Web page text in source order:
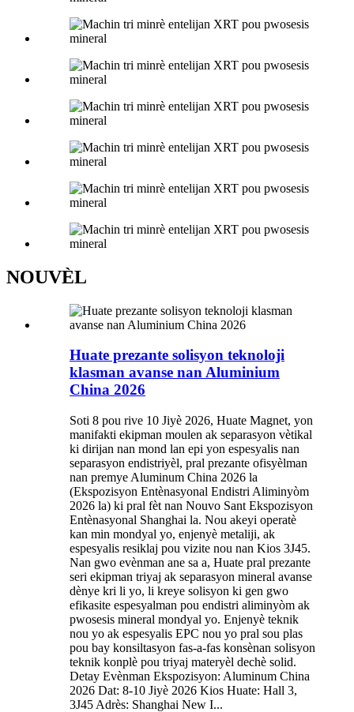
NOUVÈL
Huate prezante solisyon teknoloji
klasman avanse nan Aluminium
China 2026
Soti 8 pou rive 10 Jiyè 2026, Huate Magnet, yon
manifakti ekipman moulen ak separasyon vètikal
ki dirijan nan mond lan epi yon espesyalis nan
separasyon endistriyèl, pral prezante ofisyèlman
nan premye Aluminum China 2026 la
(Ekspozisyon Entènasyonal Endistri Aliminyòm
2026 la) ki pral fèt nan Nouvo Sant Ekspozisyon
Entènasyonal Shanghai la. Nou akeyi operatè
kan min mondyal yo, enjenyè metaliji, ak
espesyalis resiklaj pou vizite nou nan Kios 3J45.
Nan gwo evènman ane sa a, Huate pral prezante
seri ekipman triyaj ak separasyon mineral avanse
dènye kri li yo, li kreye solisyon ki gen gwo
efikasite espesyalman pou endistri aliminyòm ak
pwosesis mineral mondyal yo. Enjenyè teknik
nou yo ak espesyalis EPC nou yo pral sou plas
pou bay konsiltasyon fas-a-fas konsènan solisyon
teknik konplè pou triyaj materyèl dechè solid.
Detay Evènman Ekspozisyon: Aluminum China
2026 Dat: 8-10 Jiyè 2026 Kios Huate: Hall 3,
3J45 Adrès: Shanghai New I...